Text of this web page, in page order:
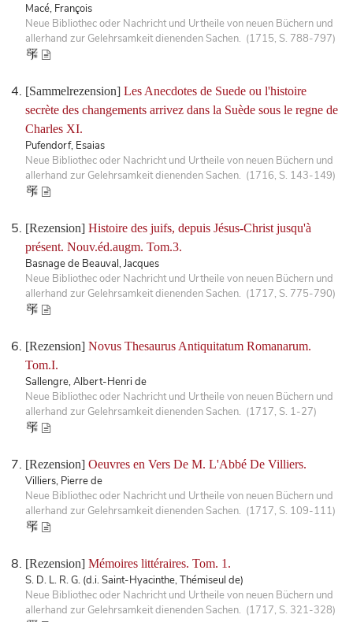
Macé, François
Neue Bibliothec oder Nachricht und Urtheile von neuen Büchern und
allerhand zur Gelehrsamkeit dienenden Sachen. (1715, S. 788-797)
[Sammelrezension] Les Anecdotes de Suede ou l'histoire
secrète des changements arrivez dans la Suède sous le regne de
Charles XI.
Pufendorf, Esaias
Neue Bibliothec oder Nachricht und Urtheile von neuen Büchern und
allerhand zur Gelehrsamkeit dienenden Sachen. (1716, S. 143-149)
[Rezension] Histoire des juifs, depuis Jésus-Christ jusqu'à
présent. Nouv.éd.augm. Tom.3.
Basnage de Beauval, Jacques
Neue Bibliothec oder Nachricht und Urtheile von neuen Büchern und
allerhand zur Gelehrsamkeit dienenden Sachen. (1717, S. 775-790)
[Rezension] Novus Thesaurus Antiquitatum Romanarum.
Tom.I.
Sallengre, Albert-Henri de
Neue Bibliothec oder Nachricht und Urtheile von neuen Büchern und
allerhand zur Gelehrsamkeit dienenden Sachen. (1717, S. 1-27)
[Rezension] Oeuvres en Vers De M. L'Abbé De Villiers.
Villiers, Pierre de
Neue Bibliothec oder Nachricht und Urtheile von neuen Büchern und
allerhand zur Gelehrsamkeit dienenden Sachen. (1717, S. 109-111)
[Rezension] Mémoires littéraires. Tom. 1.
S. D. L. R. G. (d.i. Saint-Hyacinthe, Thémiseul de)
Neue Bibliothec oder Nachricht und Urtheile von neuen Büchern und
allerhand zur Gelehrsamkeit dienenden Sachen. (1717, S. 321-328)